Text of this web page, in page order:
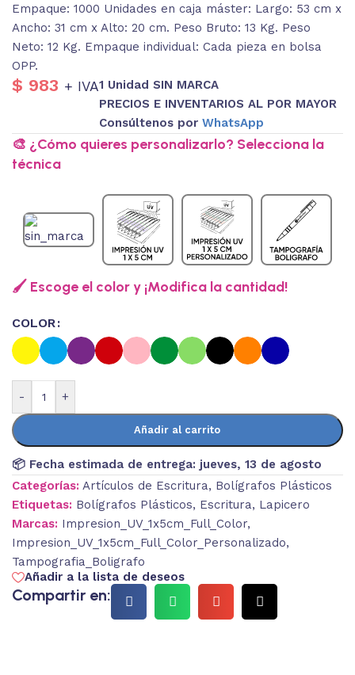
Empaque: 1000 Unidades en caja máster: Largo: 53 cm x
Ancho: 31 cm x Alto: 20 cm. Peso Bruto: 13 Kg. Peso
Neto: 12 Kg. Empaque individual: Cada pieza en bolsa
OPP.
$ 983 + IVA1 Unidad SIN MARCA
PRECIOS E INVENTARIOS AL POR MAYOR
Consúltenos por WhatsApp
🎨 ¿Cómo quieres personalizarlo? Selecciona la
técnica
🖌️ Escoge el color y ¡Modifica la cantidad!
COLOR
- +
Añadir al carrito
📦 Fecha estimada de entrega: jueves, 13 de agosto
Categorías: Artículos de Escritura, Bolígrafos Plásticos
Etiquetas: Bolígrafos Plásticos, Escritura, Lapicero
Marcas: Impresion_UV_1x5cm_Full_Color,
Impresion_UV_1x5cm_Full_Color_Personalizado,
Tampografia_Boligrafo
Añadir a la lista de deseos
Compartir en: